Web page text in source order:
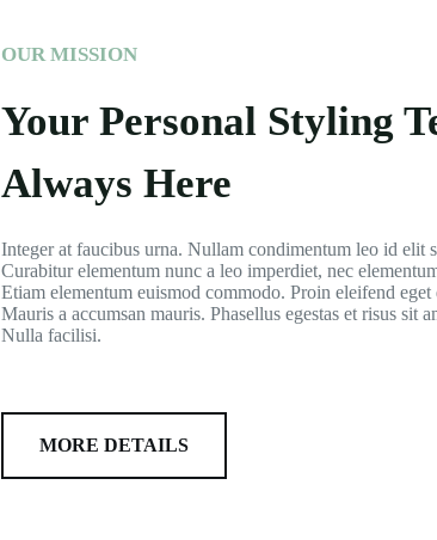
OUR MISSION
Your Personal Styling
Always Here
Integer at faucibus urna. Nullam condimentum leo id elit
Curabitur elementum nunc a leo imperdiet, nec
Etiam elementum euismod commodo. Proin eleifend
Mauris a accumsan mauris. Phasellus egestas et risus sit
Nulla facilisi.
MORE DETAILS